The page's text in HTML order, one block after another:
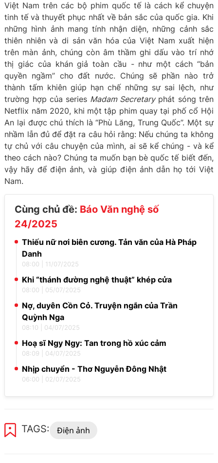
Việt Nam trên các bộ phim quốc tế là cách kể chuyện
tinh tế và thuyết phục nhất về bản sắc của quốc gia. Khi
những hình ảnh mang tính nhận diện, những cảnh sắc
thiên nhiên và di sản văn hóa của Việt Nam xuất hiện
trên màn ảnh, chúng còn âm thầm ghi dấu vào trí nhớ
thị giác của khán giả toàn cầu - như một cách “bản
quyền ngầm” cho đất nước. Chúng sẽ phần nào trở
thành tấm khiên giúp hạn chế những sự sai lệch, như
trường hợp của series Madam Secretaryphát sóng trên
Netflix năm 2020, khi một tập phim quay tại phố cổ Hội
An lại được chú thích là “Phù Lăng, Trung Quốc”. Một sự
nhầm lẫn đủ để đặt ra câu hỏi rằng: Nếu chúng ta không
tự chủ với câu chuyện của mình, ai sẽ kể chúng - và kể
theo cách nào? Chúng ta muốn bạn bè quốc tế biết đến,
vậy hãy để điện ảnh, và giúp điện ảnh dẫn họ tới Việt
Nam.
Cùng chủ đề: Báo Văn nghệ số
24/2025
Thiếu nữ nơi biên cương. Tản văn của Hà Pháp
Danh
08:00 11/07/2025
Khi “thánh đường nghệ thuật” khép cửa
08:00 05/07/2025
Nợ, duyên Cồn Cỏ. Truyện ngắn của Trần
Quỳnh Nga
08:10 04/07/2025
Hoạ sĩ Ngy Ngy: Tan trong hồ xúc cảm
08:09 04/07/2025
Nhịp chuyển - Thơ Nguyễn Đông Nhật
06:00 02/07/2025
TAGS: Điện ảnh